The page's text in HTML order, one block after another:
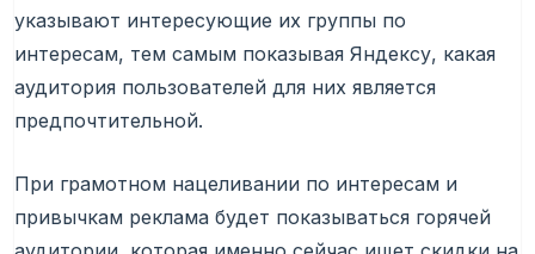
указывают интересующие их группы по
интересам, тем самым показывая Яндексу, какая
аудитория пользователей для них является
предпочтительной.
При грамотном нацеливании по интересам и
привычкам реклама будет показываться горячей